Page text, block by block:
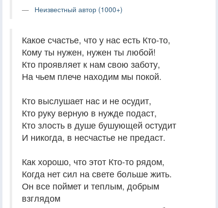
Неизвестный автор (1000+)
Какое счастье, что у нас есть Кто-то,
Кому ты нужен, нужен ты любой!
Кто проявляет к нам свою заботу,
На чьем плече находим мы покой.
Кто выслушает нас и не осудит,
Кто руку верную в нужде подаст,
Кто злость в душе бушующей остудит
И никогда, в несчастье не предаст.
Как хорошо, что этот Кто-то рядом,
Когда нет сил на свете больше жить.
Он все поймет и теплым, добрым
взглядом